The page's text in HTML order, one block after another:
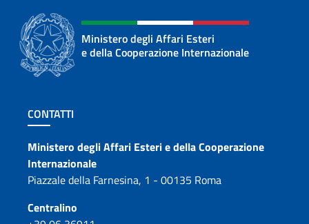
Ministero degli Affari Esteri
e della Cooperazione Internazionale
Sezione footer
CONTATTI
Contatti
Ministero degli Affari Esteri e della Cooperazione
Internazionale
Piazzale della Farnesina, 1 - 00135 Roma
Centralino